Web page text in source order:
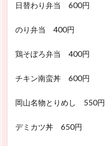
日替わり弁当 600円
のり弁当 400円
鶏そぼろ弁当 400円
チキン南蛮丼 600円
岡山名物とりめし 550円
デミカツ丼 650円